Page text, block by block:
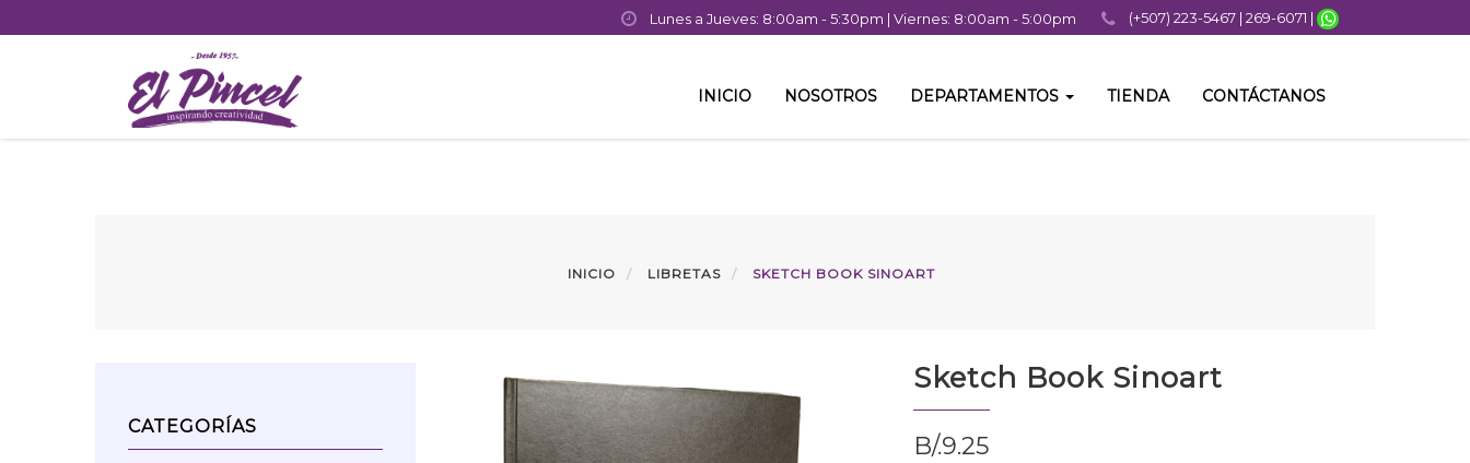
to
Lunes a Jueves: 8:00am - 5:30pm | Viernes: 8:00am - 5:00pm (+507) 223-5467 | 269-6071 |
INICIO NOSOTROS DEPARTAMENTOS TIENDA CONTÁCTANOS
INICIO LIBRETAS SKETCH BOOK SINOART
Sketch Book Sinoart
B/.9.25
CATEGORÍAS